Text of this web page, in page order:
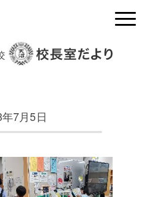
7月5日